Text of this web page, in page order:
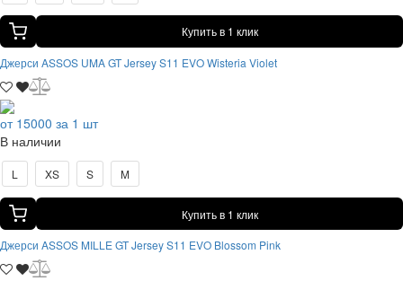
Купить в 1 клик
Джерси ASSOS UMA GT Jersey S11 EVO Wisteria Violet
от 15000 за 1 шт
В наличии
L XS S M
Купить в 1 клик
Джерси ASSOS MILLE GT Jersey S11 EVO Blossom Pink